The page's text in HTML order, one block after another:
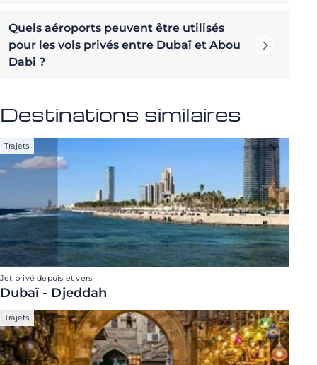
Quels aéroports peuvent être utilisés
pour les vols privés entre Dubaï et Abou
Dabi ?
Destinations similaires
Trajets
Jet privé depuis et vers
Dubaï - Djeddah
Trajets